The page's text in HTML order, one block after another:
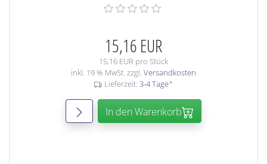
15,16 EUR
15,16 EUR pro Stück
inkl. 19 % MwSt. zzgl. Versandkosten
Lieferzeit: 3-4 Tage*
In den Warenkorb